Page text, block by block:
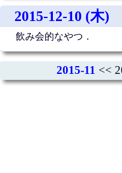
2015-12-10 (木)
飲み会的なやつ．
2015-11 <<